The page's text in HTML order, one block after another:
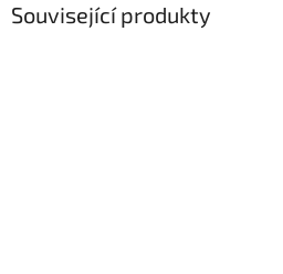
Související produkty